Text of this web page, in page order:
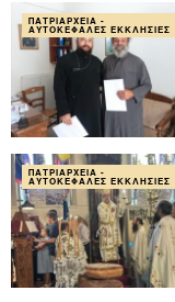
ΠΑΤΡΙΑΡΧΕΊΑ -
ΑΥΤΟΚΈΦΑΛΕΣ ΕΚΚΛΗΣΊΕΣ
ΠΑΤΡΙΑΡΧΕΊΑ -
ΑΥΤΟΚΈΦΑΛΕΣ ΕΚΚΛΗΣΊΕΣ